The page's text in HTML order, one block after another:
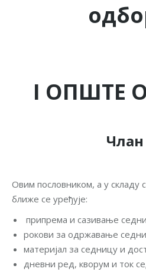
I ОПШТЕ
Члан
Овим пословником, а у складу
ближе се уређује:
припрема и сазивање
рокови за одржавање
материјал за седницу и
дневни ред, кворум и ток